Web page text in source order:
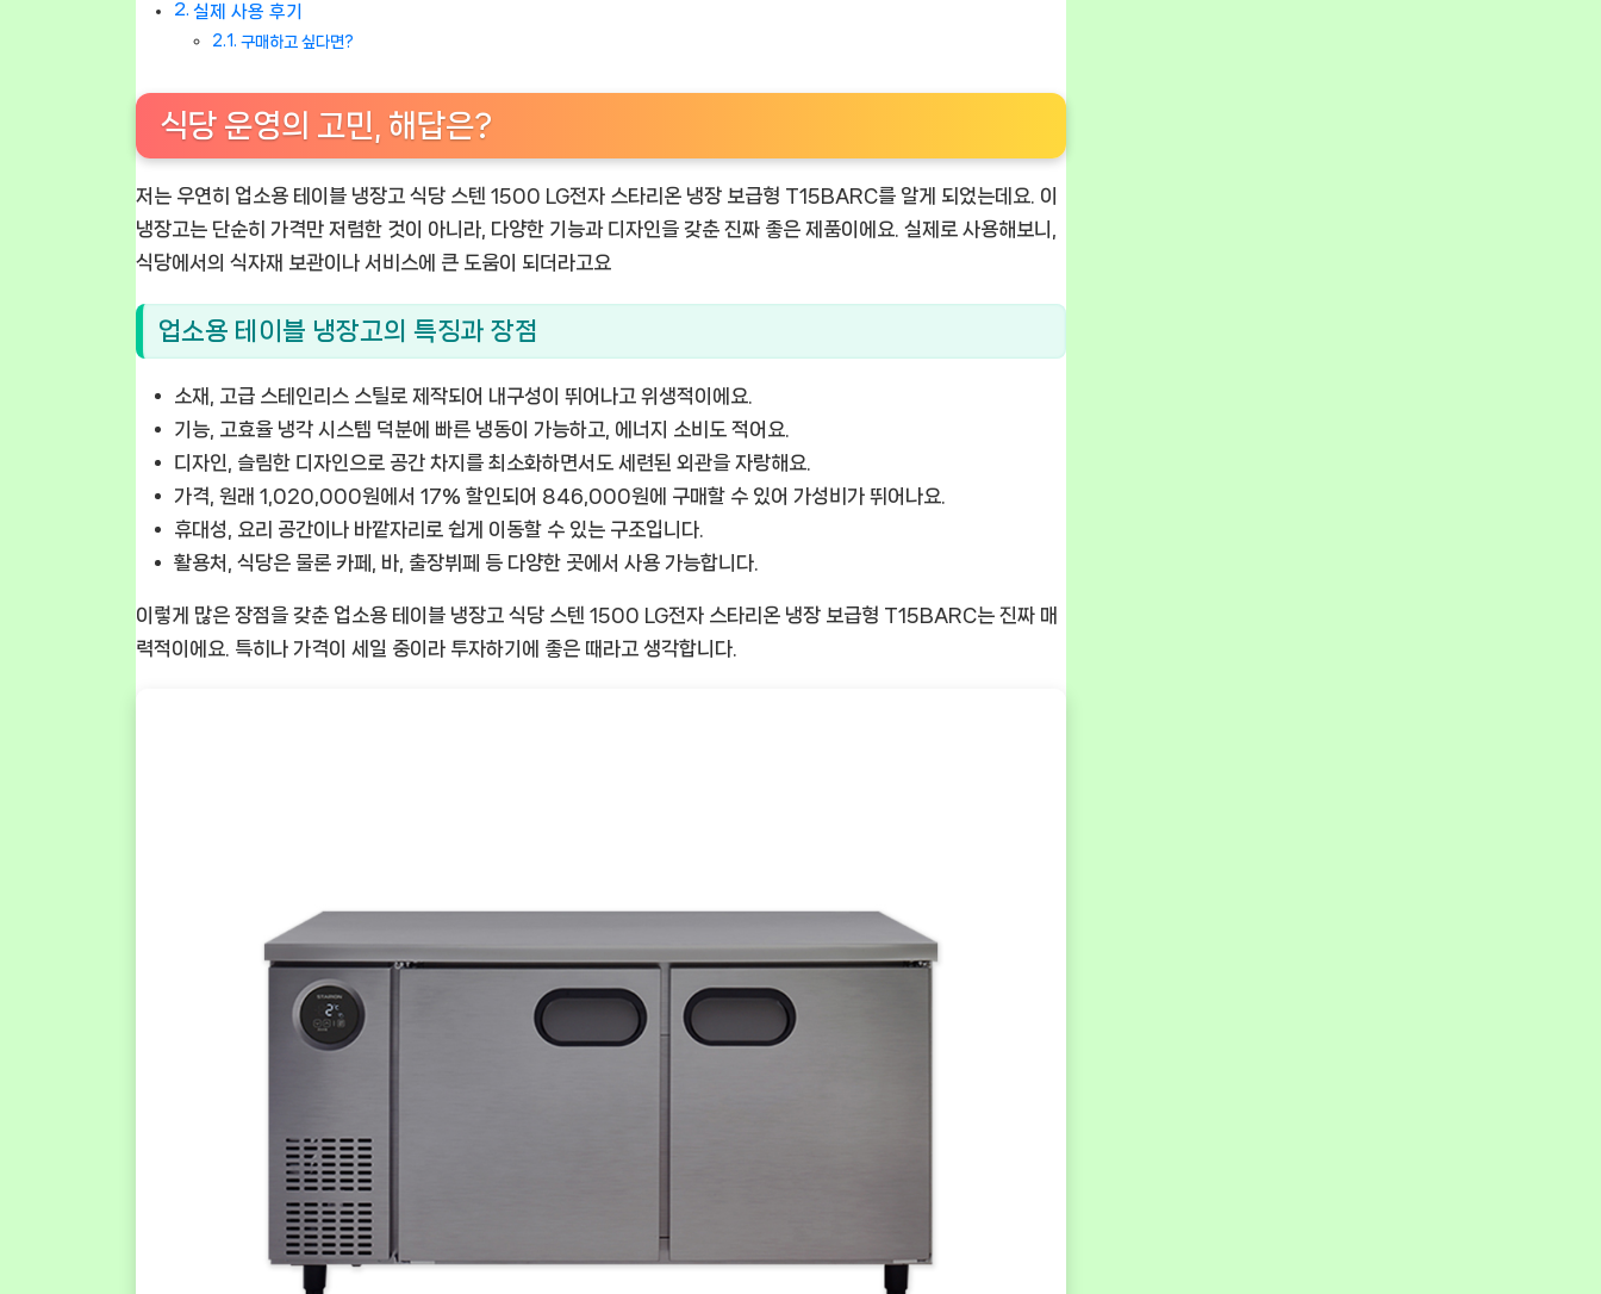
실제 사용 후기
구매하고 싶다면?
식당 운영의 고민, 해답은?
저는 우연히 업소용 테이블 냉장고 식당 스텐 1500 LG전자 스타리온 냉장 보급형 T15BARC를 알게 되었는데요. 이
냉장고는 단순히 가격만 저렴한 것이 아니라, 다양한 기능과 디자인을 갖춘 진짜 좋은 제품이에요. 실제로 사용해보니,
식당에서의 식자재 보관이나 서비스에 큰 도움이 되더라고요
업소용 테이블 냉장고의 특징과 장점
소재, 고급 스테인리스 스틸로 제작되어 내구성이 뛰어나고 위생적이에요.
기능, 고효율 냉각 시스템 덕분에 빠른 냉동이 가능하고, 에너지 소비도 적어요.
디자인, 슬림한 디자인으로 공간 차지를 최소화하면서도 세련된 외관을 자랑해요.
가격, 원래 1,020,000원에서 17% 할인되어 846,000원에 구매할 수 있어 가성비가 뛰어나요.
휴대성, 요리 공간이나 바깥자리로 쉽게 이동할 수 있는 구조입니다.
활용처, 식당은 물론 카페, 바, 출장뷔페 등 다양한 곳에서 사용 가능합니다.
이렇게 많은 장점을 갖춘 업소용 테이블 냉장고 식당 스텐 1500 LG전자 스타리온 냉장 보급형 T15BARC는 진짜 매
력적이에요. 특히나 가격이 세일 중이라 투자하기에 좋은 때라고 생각합니다.